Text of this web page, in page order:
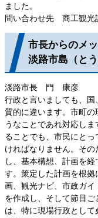
ました。
問い合わせ先 商工観
市長からのメ
淡路市島（と
淡路市長 門 康彦
行政と言いましても、
質的に違います。市町の
うなことであれ対応し
ることでも、市民にと
ければなりません。そ
し、基本構想、計画を
す。策定した計画を根
画、観光ナビ、市政ガ
を作成し、そして節目
は、特に現場行政とし